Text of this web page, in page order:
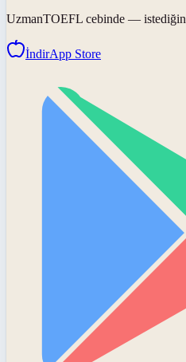
UzmanTOEFL cebinde — istediğin
İndirApp Store